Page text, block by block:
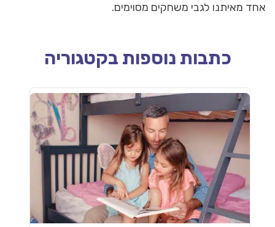
אחד מאיתנו לגבי משחקים מסוימים.
כתבות נוספות בקטגוריה